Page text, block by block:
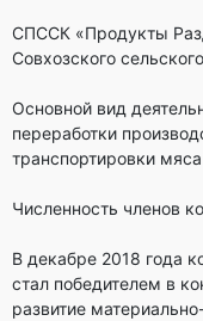
СПССК «Продукты
Совхозского
Основной вид
переработки
транспортировки
Численность членов
В декабре 2018 года
стал победителем в
развитие